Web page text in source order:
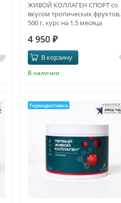
ЖИВОЙ КОЛЛАГЕН СПОРТ со
вкусом тропических фруктов,
500 г, курс на 1,5 месяца
4 950 ₽
В корзину
В наличии
Термодоставка